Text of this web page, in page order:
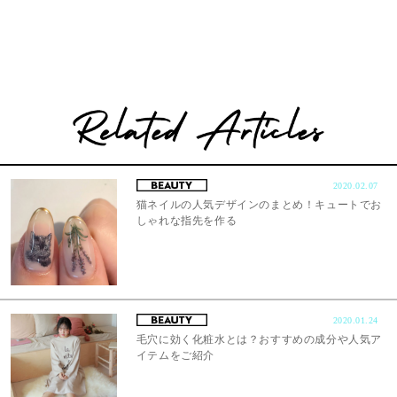
2020.02.07
猫ネイルの人気デザインのまとめ！キュートでお
しゃれな指先を作る
2020.01.24
毛穴に効く化粧水とは？おすすめの成分や人気ア
イテムをご紹介